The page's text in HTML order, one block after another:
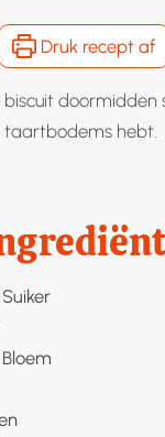
Druk recept af
biscuit doormidden
hebt.
Suiker
Bloem